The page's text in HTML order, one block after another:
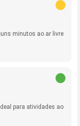
minutos ao ar livre
para atividades ao